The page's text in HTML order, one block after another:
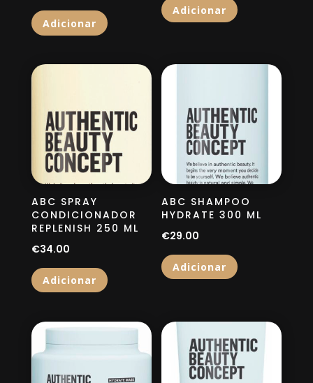
Adicionar
Adicionar
ABC SPRAY
CONDICIONADOR
REPLENISH 250 ML
€34.00
Adicionar
ABC SHAMPOO
HYDRATE 300 ML
€29.00
Adicionar